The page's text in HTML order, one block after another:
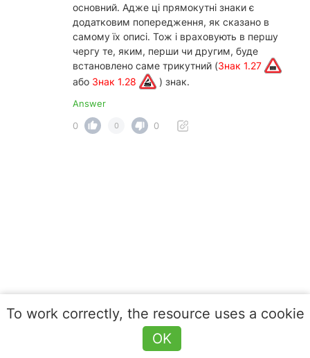
основний. Адже ці прямокутні знаки є
додатковим попередження, як сказано в
самому їх описі. Тож і враховують в першу
чергу те, яким, перши чи другим, буде
встановлено саме трикутний (Знак 1.27
або Знак 1.28 ) знак.
Answer
0
0 0
To work correctly, the resource uses a cookie
OK